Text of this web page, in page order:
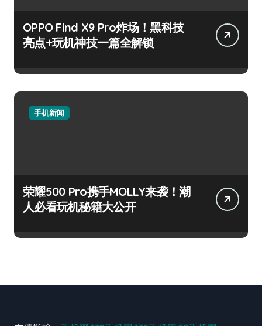
OPPO Find X9 Pro炸场！黑科技
亮点+玩机神技一篇全解锁
手机新闻
荣耀500 Pro携手MOLLY来袭！潮
人必看玩机秘籍大公开